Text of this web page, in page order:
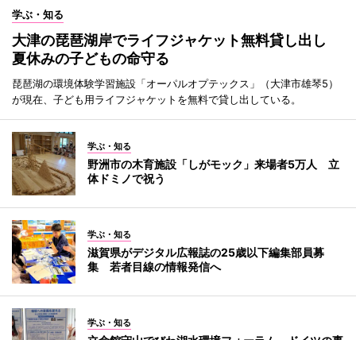
学ぶ・知る
大津の琵琶湖岸でライフジャケット無料貸し出し
夏休みの子どもの命守る
琵琶湖の環境体験学習施設「オーパルオプテックス」（大津市雄琴5）
が現在、子ども用ライフジャケットを無料で貸し出している。
学ぶ・知る
野洲市の木育施設「しがモック」来場者5万人 立
体ドミノで祝う
学ぶ・知る
滋賀県がデジタル広報誌の25歳以下編集部員募
集 若者目線の情報発信へ
学ぶ・知る